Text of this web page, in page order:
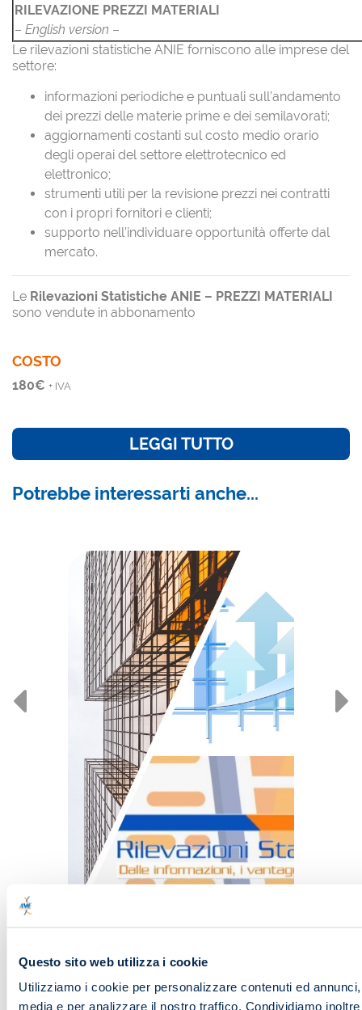
Questo sito web utilizza i cookie
Utilizziamo i cookie per personalizzare contenuti ed
media e per analizzare il nostro traffico. Condividiamo
LEGGI TUTTO
RILEVAZIONE PREZZI MATERIALI
– English version –
Le rilevazioni statistiche ANIE forniscono alle imprese del
settore:
informazioni periodiche e puntuali sull’andamento
dei prezzi delle materie prime e dei semilavorati;
aggiornamenti costanti sul costo medio orario
degli operai del settore elettrotecnico ed
elettronico;
strumenti utili per la revisione prezzi nei contratti
con i propri fornitori e clienti;
supporto nell’individuare opportunità offerte dal
mercato.
Le Rilevazioni Statistiche ANIE – PREZZI MATERIALI
sono vendute in abbonamento
COSTO
180€ + IVA
Potrebbe interessarti anche...
SCOPRI DI PIÙ